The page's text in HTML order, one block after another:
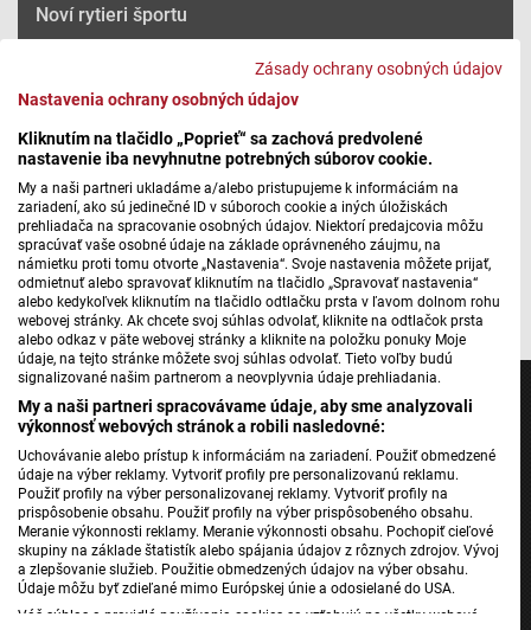
Zásady ochrany osobných údajov
Nastavenia ochrany osobných údajov
Kliknutím na tlačidlo „Poprieť“ sa zachová predvolené
nastavenie iba nevyhnutne potrebných súborov cookie.
My a naši partneri ukladáme a/alebo pristupujeme k informáciám na
zariadení, ako sú jedinečné ID v súboroch cookie a iných úložiskách
prehliadača na spracovanie osobných údajov. Niektorí predajcovia môžu
spracúvať vaše osobné údaje na základe oprávneného záujmu, na
námietku proti tomu otvorte „Nastavenia“. Svoje nastavenia môžete prijať,
odmietnuť alebo spravovať kliknutím na tlačidlo „Spravovať nastavenia“
alebo kedykoľvek kliknutím na tlačidlo odtlačku prsta v ľavom dolnom rohu
webovej stránky. Ak chcete svoj súhlas odvolať, kliknite na odtlačok prsta
alebo odkaz v päte webovej stránky a kliknite na položku ponuky Moje
údaje, na tejto stránke môžete svoj súhlas odvolať. Tieto voľby budú
signalizované našim partnerom a neovplyvnia údaje prehliadania.
My a naši partneri spracovávame údaje, aby sme analyzovali
výkonnosť webových stránok a robili nasledovné:
Uchovávanie alebo prístup k informáciám na zariadení. Použiť obmedzené
údaje na výber reklamy. Vytvoriť profily pre personalizovanú reklamu.
Použiť profily na výber personalizovanej reklamy. Vytvoriť profily na
prispôsobenie obsahu. Použiť profily na výber prispôsobeného obsahu.
Meranie výkonnosti reklamy. Meranie výkonnosti obsahu. Pochopiť cieľové
skupiny na základe štatistík alebo spájania údajov z rôznych zdrojov. Vývoj
a zlepšovanie služieb. Použitie obmedzených údajov na výber obsahu.
Údaje môžu byť zdieľané mimo Európskej únie a odosielané do USA.
Váš súhlas a pravidlá používania cookies sa vzťahujú na všetky webové
Noví rytieri športu
Máte problém s prehrávaním?Nahláste nám chybu
Spoznali sme nových laureátov výročných cien Klubu Fair
play Slovenského olympijského a športového výboru – ich
krédom je, že zmysel pre čestnosť a rešpekt k súperovi na
športovisku je cennejšie než samotné víťazstvo.
Autor: Peter Buček
Jednotka
Dvojka
24
Šport
Správy STVR